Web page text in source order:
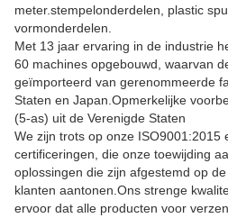
meter.stempelonderdelen, plastic
vormonderdelen.
Met 13 jaar ervaring in de industrie
60 machines opgebouwd, waarvan
geïmporteerd van gerenommeerde
Staten en Japan.Opmerkelijke
(5-as) uit de Verenigde Staten
We zijn trots op onze ISO9001:2015
certificeringen, die onze toewijding
oplossingen die zijn afgestemd op
klanten aantonen.Ons strenge
ervoor dat alle producten voor